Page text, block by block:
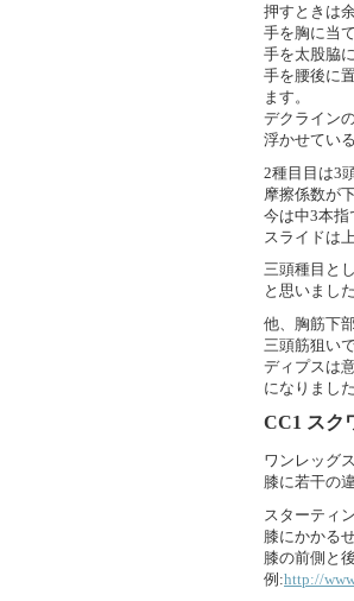
押すときは
手を胸に当
手を太股脇
手を腰後に
ます。
デクライン
浮かせてい
2種目目は3
摩擦係数が
今は中3本指
スライドは
三頭種目と
と思いました
他、胸筋下
三頭筋狙い
ディプスは
になりました
CC1 スク
ワンレッグ
膝に若干の
スターティ
膝にかかる
膝の前側と
例:http://